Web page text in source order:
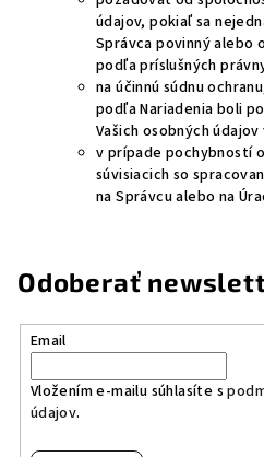
údajov, pokiaľ sa
Správca povinný alebo
podľa príslušných
na účinnú súdnu
podľa Nariadenia boli
Vašich osobných
v prípade pochybností
súvisiacich so
na Správcu alebo na
Odoberať
Email
Vložením e-mailu súhlasíte s
údajov.